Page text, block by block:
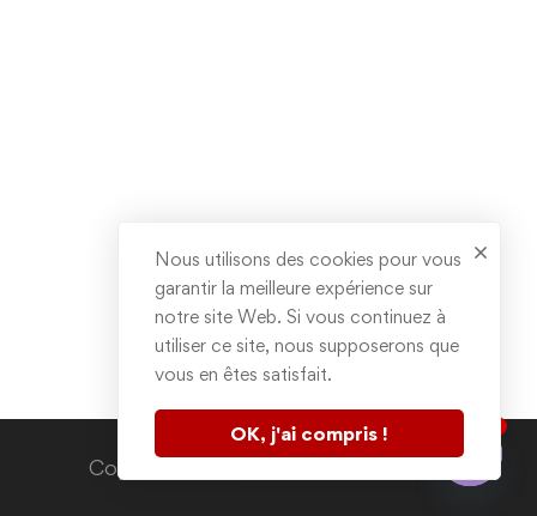
Copyright © 2020. All rights reserved.
Nous utilisons des cookies pour vous
garantir la meilleure expérience sur
notre site Web. Si vous continuez à
utiliser ce site, nous supposerons que
vous en êtes satisfait.
OK, j'ai compris !
Contactez nous